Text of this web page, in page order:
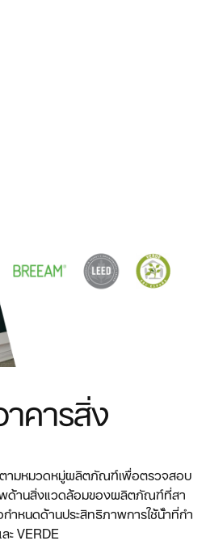
คารสิ่ง
ามหมวดหมู่ผลิตภัณฑ์เพื่อตรวจสอบ
พด้านสิ่งแวดล้อมของผลิตภัณฑ์ที่สา
าหนดด้านประสิทธิภาพการใช้น้ําที่กํา
ะ VERDE